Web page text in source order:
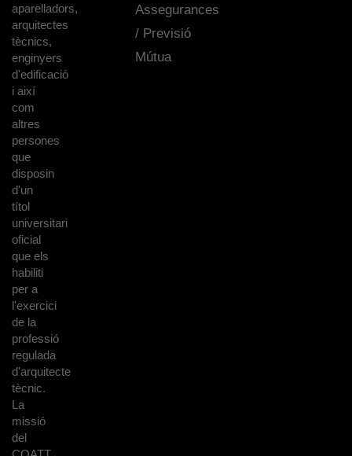
aparelladors,
arquitectes
tècnics,
enginyers
d'edificació
i així
com
altres
persones
que
disposin
d'un
títol
universitari
oficial
que els
habiliti
per a
l'exercici
de la
professió
regulada
d'arquitecte
tècnic.
La
missió
del
Assegurances
/ Previsió
Mútua